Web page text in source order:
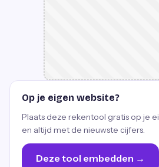
Op je eigen website?
Plaats deze rekentool gratis op je
en altijd met de nieuwste cijfers.
Deze tool embedden →